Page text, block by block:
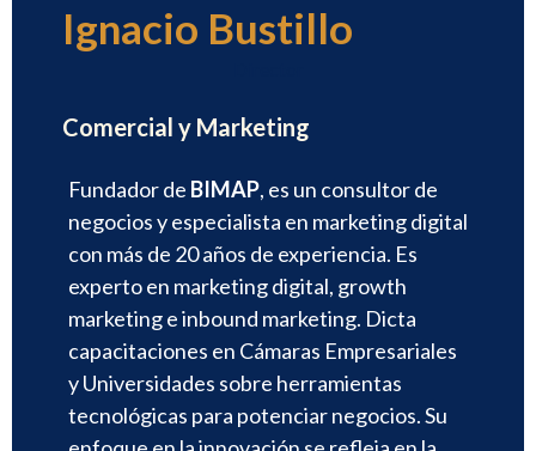
Ignacio Bustillo
Comercial y Marketing
Fundador de BIMAP, es un consultor de
negocios y especialista en marketing digital
con más de 20 años de experiencia. Es
experto en marketing digital, growth
marketing e inbound marketing. Dicta
capacitaciones en Cámaras Empresariales
y Universidades sobre herramientas
tecnológicas para potenciar negocios. Su